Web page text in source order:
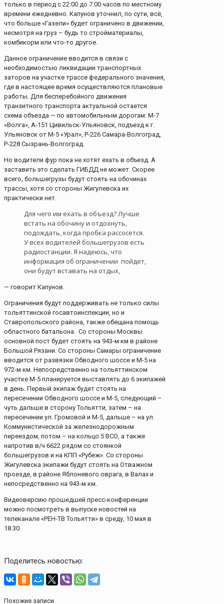
только в период с 22:00 до 7:00 часов по местному
времени ежедневно. Капунов уточнил, по сути, всё,
что больше «Газели» будет ограничено в движении,
несмотря на груз – будь то стройматериалы,
комбикорм или что-то другое.
Данное ограничение вводится в связи с
необходимостью ликвидации транспортных
заторов на участке трассе федерального значения,
где в настоящее время осуществляются плановые
работы. Для бесперебойного движения
транзитного транспорта актуальной остается
схема объезда — по автомобильным дорогам: М-7
«Волга», А-151 Цивильск-Ульяновск, подъезд к г.
Ульяновск от М-5 «Урал», Р-226 Самара-Волгоград,
Р-228 Сызрань-Волгоград.
Но водители фур пока не хотят ехать в объезд. А
заставить это сделать ГИБДД не может. Скорее
всего, большегрузы будут стоять на обочинах
трассы, хотя со стороны Жигулевска их
практически нет.
Для чего им ехать в объезд? Лучше
встать на обочину и отдохнуть,
подождать, когда пробка рассосется.
У всех водителей большегрузов есть
радиостанции. Я надеюсь, что
информация об ограничении пойдет,
они будут вставать на отдых,
— говорит Капунов.
Ограничения будут поддерживать не только силы
тольяттинской госавтоинспекции, но и
Ставропольского района, также обещана помощь
областного батальона. Со стороны Москвы
основной пост будет стоять на 943-м км в районе
Большой Рязани. Со стороны Самары ограничение
вводится от развязки Обводного шоссе и М-5 на
972-м км. Непосредственно на тольяттинском
участке М-5 планируется выставлять до 6 экипажей
в день. Первый экипаж будет стоять на
пересечении Обводного шоссе и М-5, следующий –
чуть дальше в сторону Тольятти, затем – на
пересечении ул. Громовой и М-5, дальше – на ул.
Коммунистической за железнодорожным
переездом, потом – на кольцо 5 ВСО, а также
напротив в/ч 6622 рядом со стоянкой
большегрузов и на КПП «Рубеж». Со стороны
Жигулевска экипажи будут стоять на Отважном
проезде, в районе Яблоневого оврага, в Валах и
непосредственно на 943-м км.
Видеоверсию прошедшей пресс-конференции
можно посмотреть в выпуске новостей на
телеканале «РЕН-ТВ Тольятти» в среду, 10 мая в
18.30.
Поделитесь новостью:
Похожие записи